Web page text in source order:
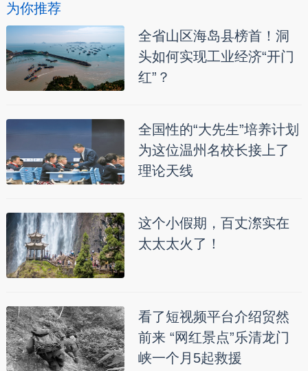
为你推荐
全省山区海岛县榜首！洞
头如何实现工业经济“开门
红”？
全国性的“大先生”培养计划
为这位温州名校长接上了
理论天线
这个小假期，百丈漈实在
太太太火了！
看了短视频平台介绍贸然
前来 “网红景点”乐清龙门
峡一个月5起救援